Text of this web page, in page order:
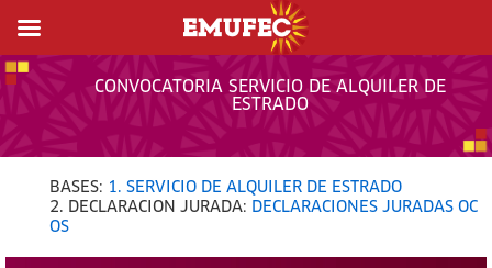
CONVOCATORIA SERVICIO DE ALQUILER DE
ESTRADO
BASES: 1. SERVICIO DE ALQUILER DE ESTRADO
2. DECLARACION JURADA: DECLARACIONES JURADAS OC
OS